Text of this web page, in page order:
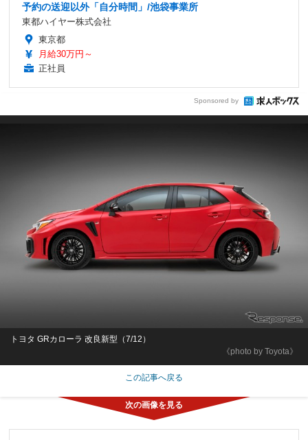
予約の送迎以外「自分時間」/池袋事業所
東都ハイヤー株式会社
東京都
月給30万円～
正社員
Sponsored by
《photo by Toyota》
トヨタ GRカローラ 改良新型（7/12）
この記事へ戻る